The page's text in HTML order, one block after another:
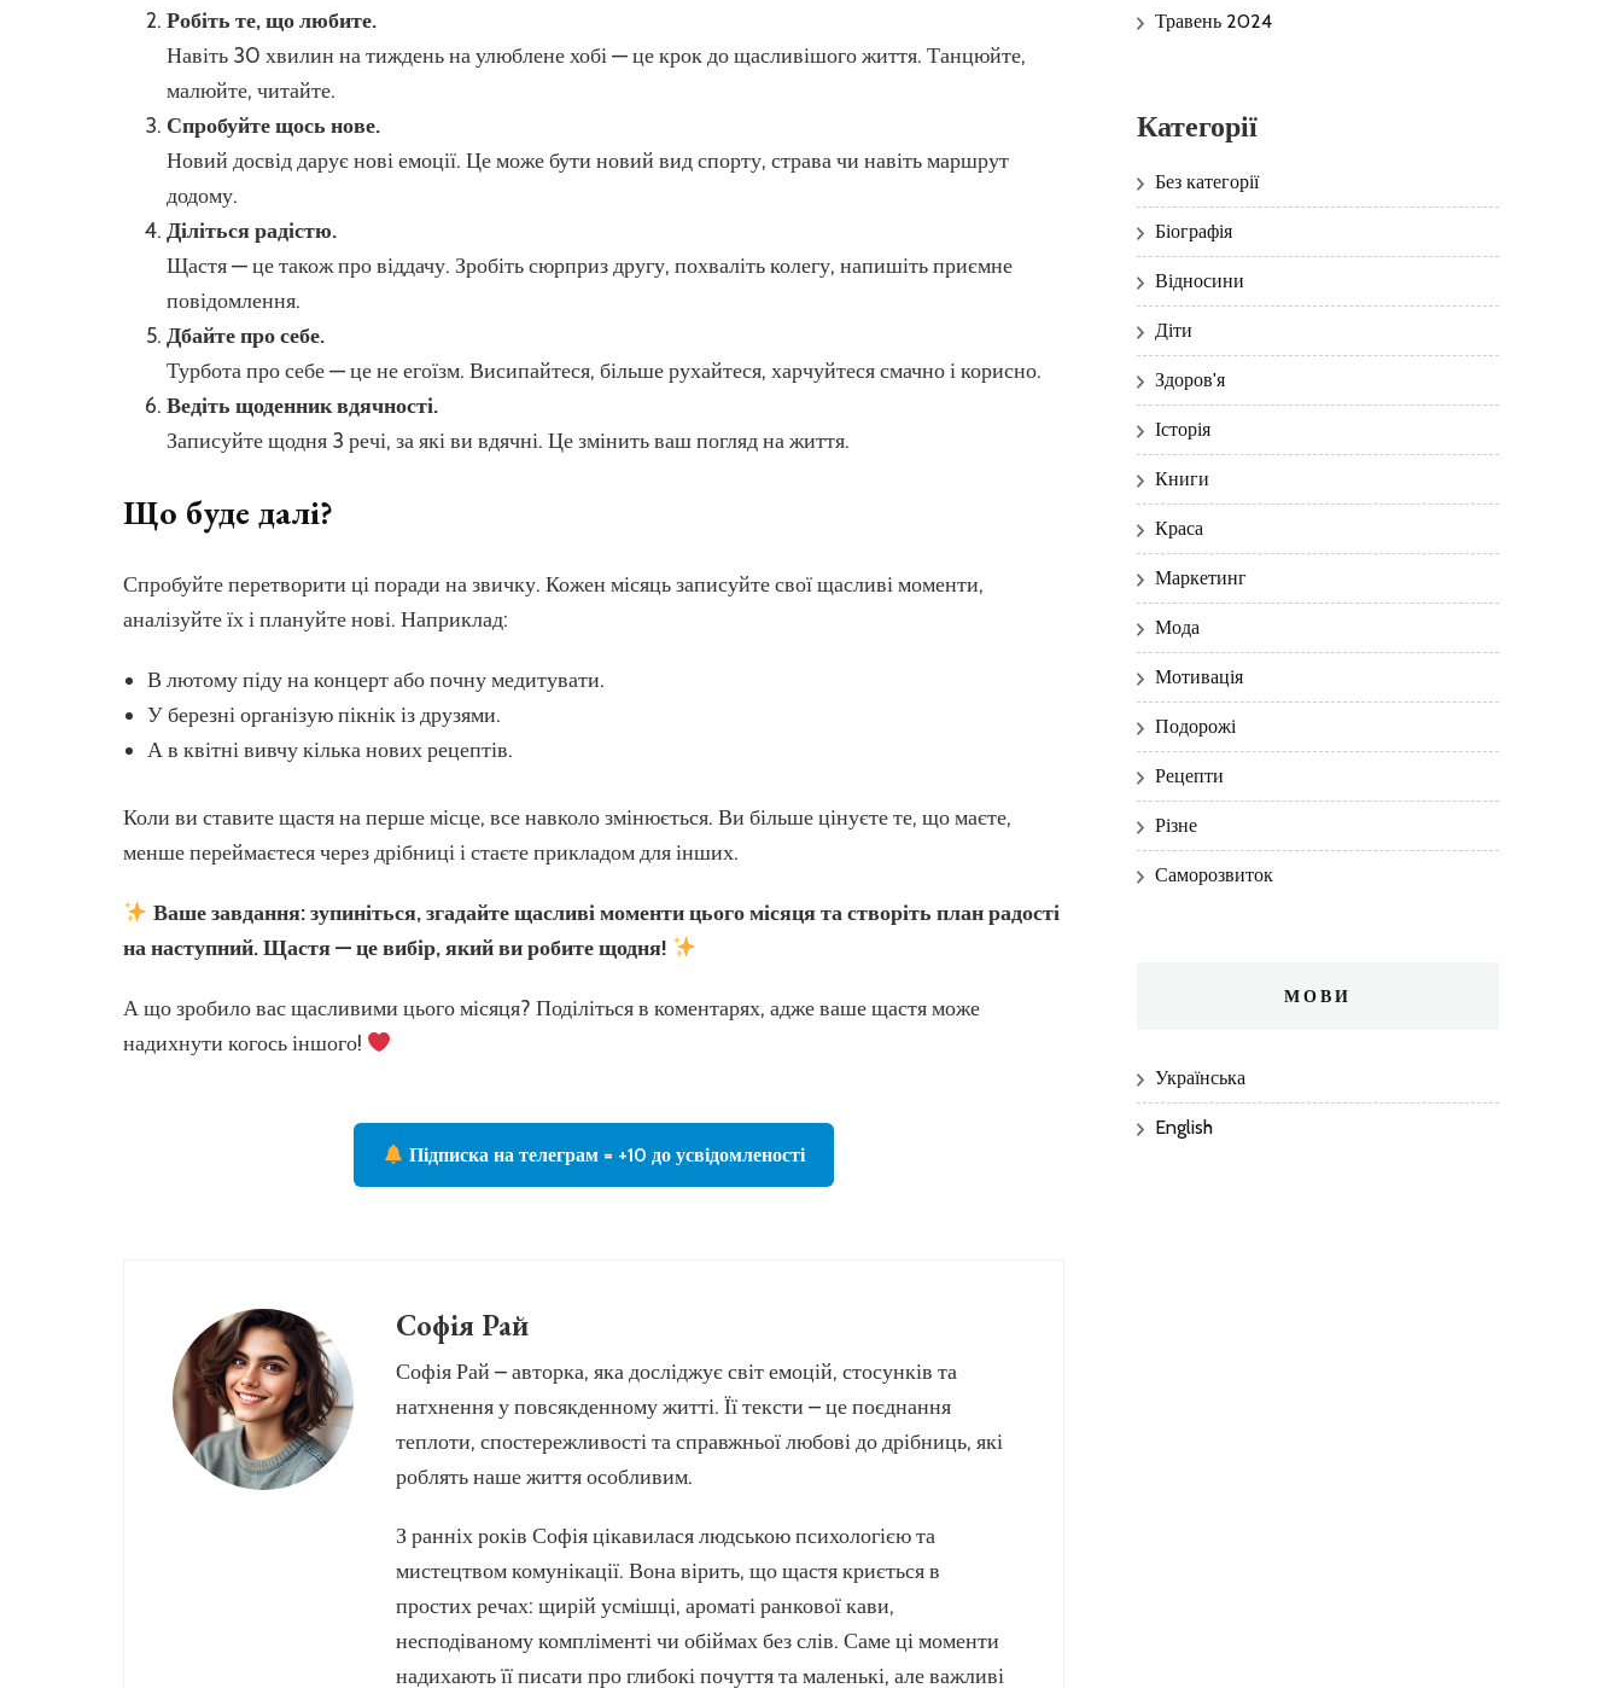
Робіть те, що любите.
Навіть 30 хвилин на тиждень на улюблене хобі — це крок до щасливішого життя. Танцюйте,
малюйте, читайте.
Спробуйте щось нове.
Новий досвід дарує нові емоції. Це може бути новий вид спорту, страва чи навіть маршрут
додому.
Діліться радістю.
Щастя — це також про віддачу. Зробіть сюрприз другу, похваліть колегу, напишіть приємне
повідомлення.
Дбайте про себе.
Турбота про себе — це не егоїзм. Висипайтеся, більше рухайтеся, харчуйтеся смачно і корисно.
Ведіть щоденник вдячності.
Записуйте щодня 3 речі, за які ви вдячні. Це змінить ваш погляд на життя.
Що буде далі?
Спробуйте перетворити ці поради на звичку. Кожен місяць записуйте свої щасливі моменти,
аналізуйте їх і плануйте нові. Наприклад:
В лютому піду на концерт або почну медитувати.
У березні організую пікнік із друзями.
А в квітні вивчу кілька нових рецептів.
Коли ви ставите щастя на перше місце, все навколо змінюється. Ви більше цінуєте те, що маєте,
менше переймаєтеся через дрібниці і стаєте прикладом для інших.
Ваше завдання: зупиніться, згадайте щасливі моменти цього місяця та створіть план радості
на наступний. Щастя — це вибір, який ви робите щодня!
А що зробило вас щасливими цього місяця? Поділіться в коментарях, адже ваше щастя може
надихнути когось іншого!
Підписка на телеграм = +10 до усвідомленості
Софія Рай
Софія Рай – авторка, яка досліджує світ емоцій, стосунків та
натхнення у повсякденному житті. Її тексти – це поєднання
теплоти, спостережливості та справжньої любові до дрібниць, які
роблять наше життя особливим.
З ранніх років Софія цікавилася людською психологією та
мистецтвом комунікації. Вона вірить, що щастя криється в
простих речах: щирій усмішці, ароматі ранкової кави,
несподіваному компліменті чи обіймах без слів. Саме ці моменти
надихають її писати про глибокі почуття та маленькі, але важливі
Травень 2024
Категорії
Без категорії
Біографія
Відносини
Діти
Здоров'я
Історія
Книги
Краса
Маркетинг
Мода
Мотивація
Подорожі
Рецепти
Різне
Саморозвиток
МОВИ
Українська
English